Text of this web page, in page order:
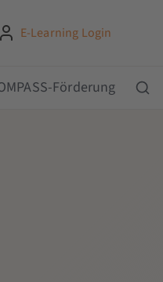
E-Learning Login
Förderung